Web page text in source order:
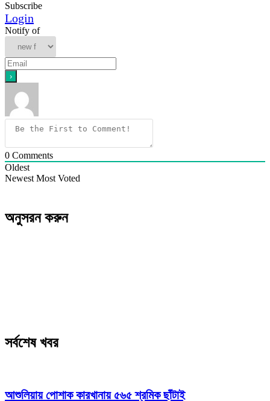
Subscribe
Login
Notify of
0 Comments
Oldest
Newest Most Voted
অনুসরন করুন
সর্বশেষ খবর
আশুলিয়ায় পোশাক কারখানায় ৫৬৫ শ্রমিক ছাঁটাই